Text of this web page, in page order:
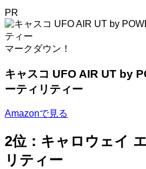
PR
マークダウン！
キャスコ UFO AIR UT by
ーティリティー
Amazonで見る
2位：キャロウェイ
リティー